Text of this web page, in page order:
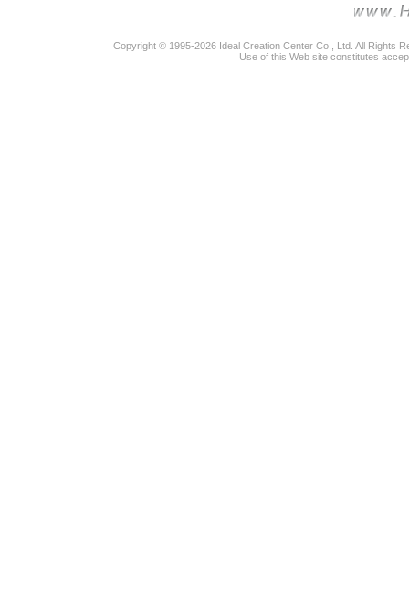
Copyright © 1995-2026 Ideal Creation Center Co., Ltd. All Rights
Use of this Web site constitutes